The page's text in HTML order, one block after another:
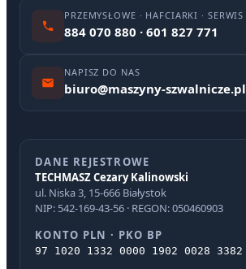
PRZEMYSŁOWE · HAFCIARKI · SERWIS
884 070 880 · 601 827 771
NAPISZ DO NAS
biuro@maszyny-szwalnicze.pl
DANE REJESTROWE
TECHMASZ Cezary Kalinowski
ul. Niska 3, 15-666 Białystok
NIP: 542-169-43-56 · REGON: 050460903
KONTO PLN · PKO BP
97 1020 1332 0000 1902 0028 3382